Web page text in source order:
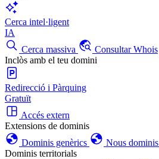
Cerca intel·ligent
IA
Cerca massiva
Consultar Whois
Inclòs amb el teu domini
Redirecció i Pàrquing
Gratuït
Accés extern
Extensions de dominis
Dominis genèrics
Nous dominis
Dominis territorials